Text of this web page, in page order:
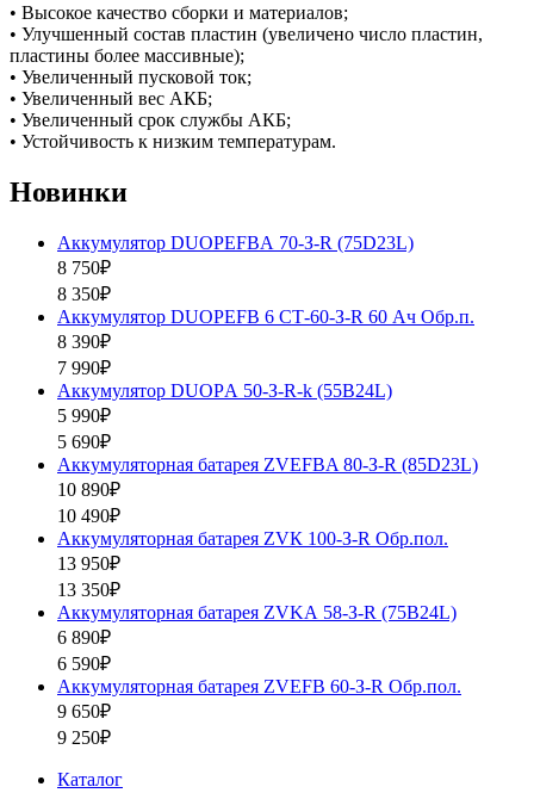
• Высокое качество сборки и материалов;
• Улучшенный состав пластин (увеличено число пластин,
пластины более массивные);
• Увеличенный пусковой ток;
• Увеличенный вес АКБ;
• Увеличенный срок службы АКБ;
• Устойчивость к низким температурам.
Новинки
Аккумулятор DUOPEFBА 70-З-R (75D23L)
8 750₽
8 350₽
Аккумулятор DUOPEFB 6 СТ-60-З-R 60 Ач Обр.п.
8 390₽
7 990₽
Аккумулятор DUOPА 50-З-R-k (55B24L)
5 990₽
5 690₽
Аккумуляторная батарея ZVEFBA 80-З-R (85D23L)
10 890₽
10 490₽
Аккумуляторная батарея ZVК 100-З-R Обр.пол.
13 950₽
13 350₽
Аккумуляторная батарея ZVKА 58-З-R (75B24L)
6 890₽
6 590₽
Аккумуляторная батарея ZVEFB 60-З-R Обр.пол.
9 650₽
9 250₽
Каталог